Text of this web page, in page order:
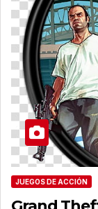
JUEGOS DE ACCIÓN